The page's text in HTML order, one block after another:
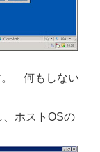
。 何もしない
ホストOSの